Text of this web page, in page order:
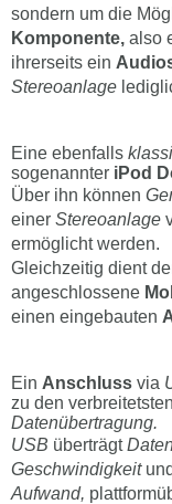
sondern um die
Komponente, also
ihrerseits ein
Stereoanlage
Eine ebenfalls
sogenannter iPod
Über ihn können
einer Stereoanlage
ermöglicht werden.
Gleichzeitig dient
angeschlossene
einen eingebauten
Ein Anschluss via
zu den
Datenübertragung.
USB überträgt
Geschwindigkeit
Aufwand,